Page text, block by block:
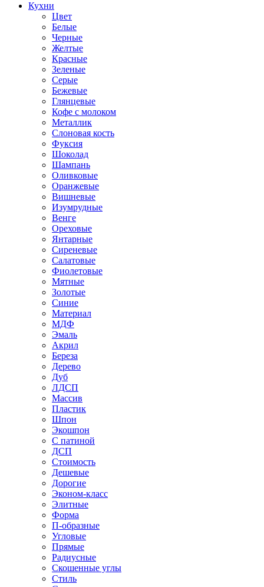
Кухни
Цвет
Белые
Черные
Желтые
Красные
Зеленые
Серые
Бежевые
Глянцевые
Кофе с молоком
Металлик
Слоновая кость
Фуксия
Шоколад
Шампань
Оливковые
Оранжевые
Вишневые
Изумрудные
Венге
Ореховые
Янтарные
Сиреневые
Салатовые
Фиолетовые
Мятные
Золотые
Синие
Материал
МДФ
Эмаль
Акрил
Береза
Дерево
Дуб
ЛДСП
Массив
Пластик
Шпон
Экошпон
С патиной
ДСП
Стоимость
Дешевые
Дорогие
Эконом-класс
Элитные
Форма
П-образные
Угловые
Прямые
Радиусные
Скошенные углы
Стиль